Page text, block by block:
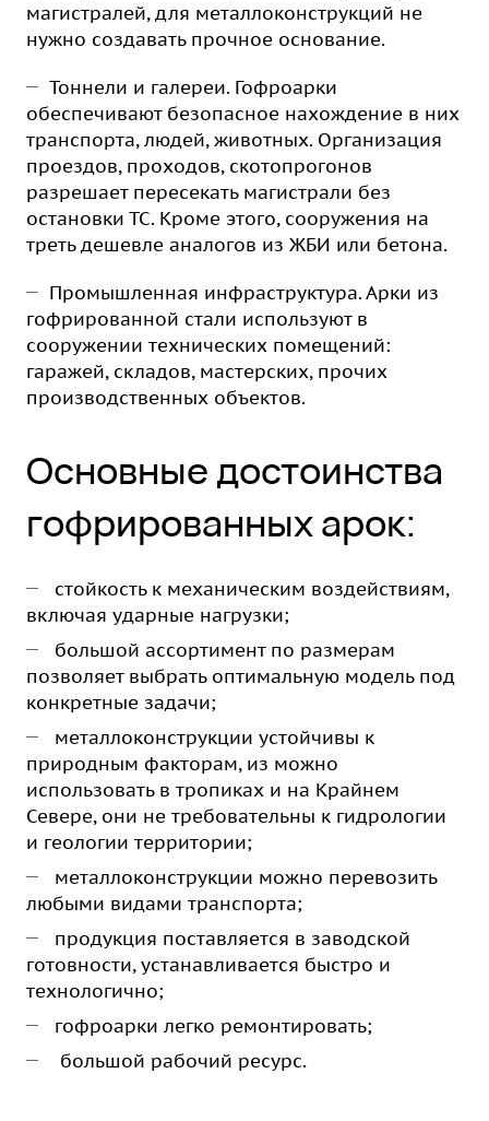
магистралей, для металлоконструкций не
нужно создавать прочное основание.
Тоннели и галереи. Гофроарки
обеспечивают безопасное нахождение в них
транспорта, людей, животных. Организация
проездов, проходов, скотопрогонов
разрешает пересекать магистрали без
остановки ТС. Кроме этого, сооружения на
треть дешевле аналогов из ЖБИ или бетона.
Промышленная инфраструктура. Арки из
гофрированной стали используют в
сооружении технических помещений:
гаражей, складов, мастерских, прочих
производственных объектов.
Основные достоинства
гофрированных арок:
стойкость к механическим воздействиям,
включая ударные нагрузки;
большой ассортимент по размерам
позволяет выбрать оптимальную модель под
конкретные задачи;
металлоконструкции устойчивы к
природным факторам, из можно
использовать в тропиках и на Крайнем
Севере, они не требовательны к гидрологии
и геологии территории;
металлоконструкции можно перевозить
любыми видами транспорта;
продукция поставляется в заводской
готовности, устанавливается быстро и
технологично;
гофроарки легко ремонтировать;
большой рабочий ресурс.